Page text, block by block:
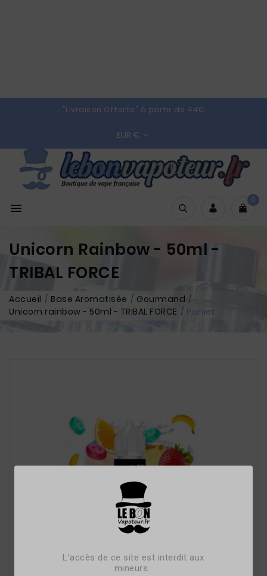
L'accès de ce site est interdit aux
mineurs.
"Livraison Offerte" à partir de 44€
EUR € 

0
Unicorn Rainbow - 50ml -
TRIBAL FORCE
Accueil Base Aromatisée
Gourmand
Unicorn rainbow - 50ml - TRIBAL FORCE
Panier